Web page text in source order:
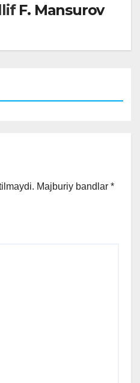
F. Mansurov
Majburiy bandlar *